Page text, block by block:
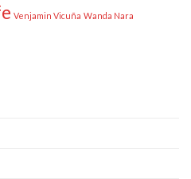
Venjamin Vicuña Wanda Nara